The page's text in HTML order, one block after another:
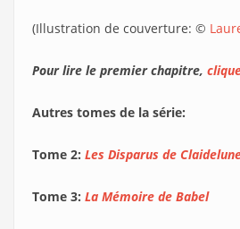
(Illustration de couverture: ©
Pour lire le premier chapitre,
Autres tomes de la série:
Tome 2: Les Disparus de
Tome 3: La Mémoire de Babel